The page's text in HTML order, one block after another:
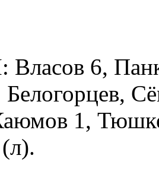
6,
Белогорцев,
1,